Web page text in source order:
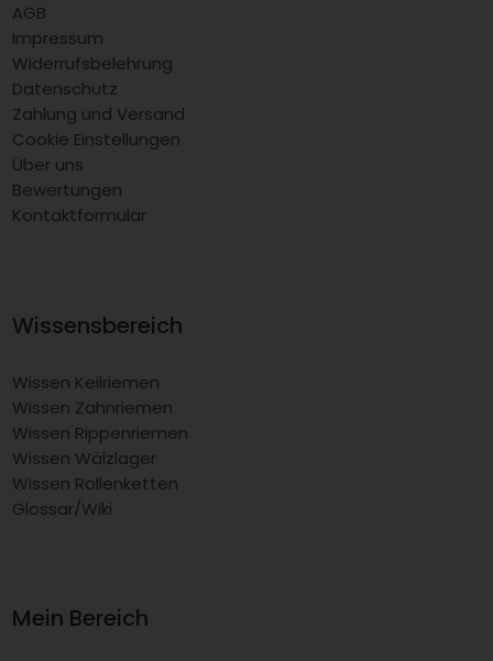
AGB
Impressum
Widerrufsbelehrung
Datenschutz
Zahlung und Versand
Cookie Einstellungen
Über uns
Bewertungen
Kontaktformular
Wissensbereich
Wissen Keilriemen
Wissen Zahnriemen
Wissen Rippenriemen
Wissen Wälzlager
Wissen Rollenketten
Glossar/Wiki
Mein Bereich